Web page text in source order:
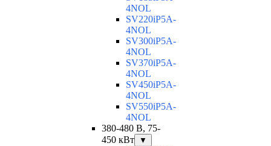
4NOL
SV220iP5A-
4NOL
SV300iP5A-
4NOL
SV370iP5A-
4NOL
SV450iP5A-
4NOL
SV550iP5A-
4NOL
380-480 В, 75-
450 кВт
▼